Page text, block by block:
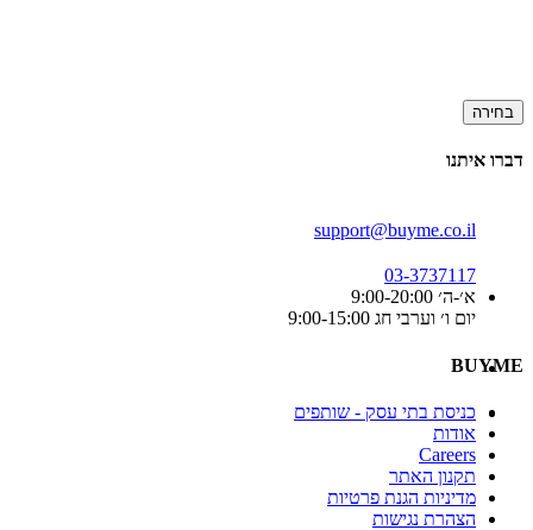
בחירה
דברו איתנו
support@buyme.co.il
03-3737117
א׳-ה׳ 9:00-20:00
יום ו׳ וערבי חג 9:00-15:00
BUYME
כניסת בתי עסק - שותפים
אודות
Careers
תקנון האתר
מדיניות הגנת פרטיות
הצהרת נגישות